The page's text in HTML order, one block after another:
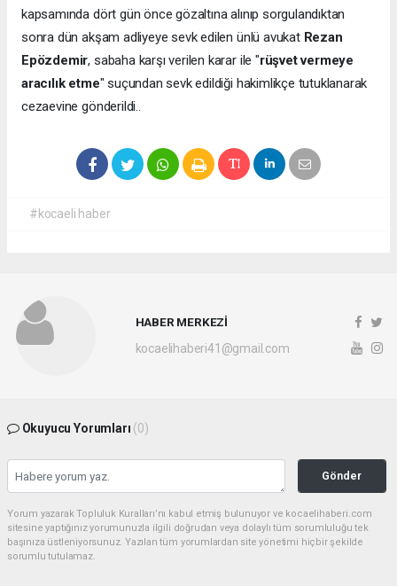
kapsamında dört gün önce gözaltına alınıp sorgulandıktan
sonra dün akşam adliyeye sevk edilen ünlü avukat Rezan
Epözdemir, sabaha karşı verilen karar ile "rüşvet vermeye
aracılık etme" suçundan sevk edildiği hakimlikçe tutuklanarak
cezaevine gönderildi..
#kocaeli haber
HABER MERKEZİ
kocaelihaberi41@gmail.com
Okuyucu Yorumları (0)
Gönder
Yorum yazarak Topluluk Kuralları’nı kabul etmiş bulunuyor ve kocaelihaberi.com
sitesine yaptığınız yorumunuzla ilgili doğrudan veya dolaylı tüm sorumluluğu tek
başınıza üstleniyorsunuz. Yazılan tüm yorumlardan site yönetimi hiçbir şekilde
sorumlu tutulamaz.